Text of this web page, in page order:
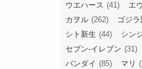
ウエハース (41) エ
カヲル (262) ゴジ
シト新生 (44) シン
セブン-イレブン (31)
バンダイ (85) マリ